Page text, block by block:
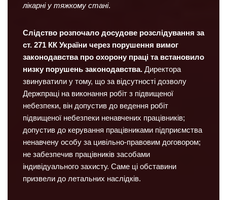
лікарні у тяжкому стані.
Слідство розпочало досудове розслідування за
ст. 271 КК України через порушення вимог
законодавства про охорону праці та встановило
низку порушень законодавства. Директора
звинуватили у тому, що за відсутності дозволу
Держпраці на виконання робіт з підвищеної
небезпеки, він допустив до ведення робіт
підвищеної небезпеки ненавчених працівників;
допустив до керування працівниками підприємства
ненавчену особу за цивільно-правовим договором;
не забезпечив працівників засобами
індивідуального захисту. Саме ці обставини
призвели до летальних наслідків.